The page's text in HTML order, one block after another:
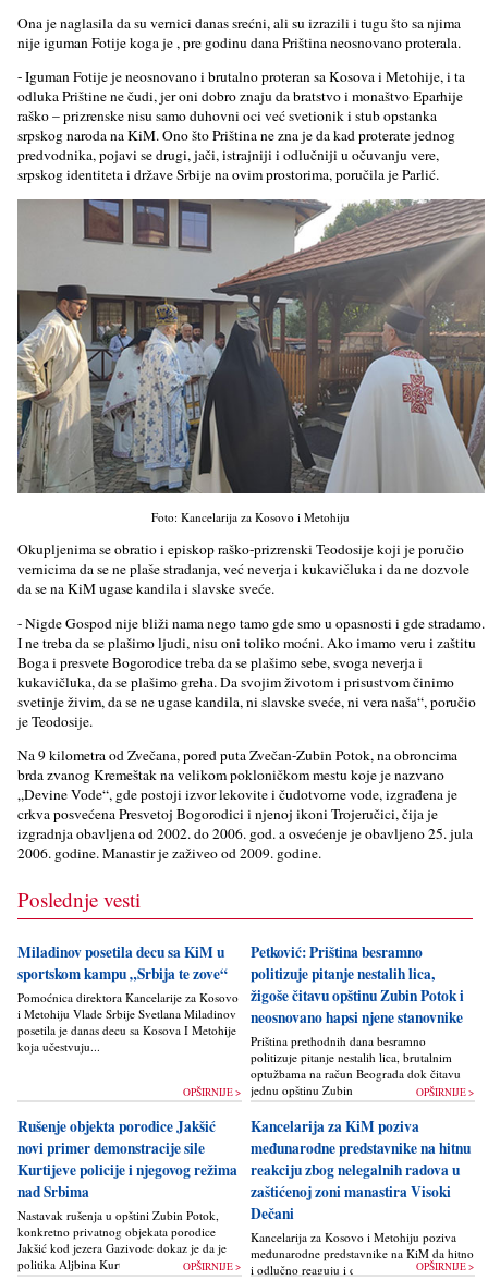
Ona je naglasila da su vernici danas srećni, ali su izrazili i tugu što sa njima
nije iguman Fotije koga je , pre godinu dana Priština neosnovano proterala.
- Iguman Fotije je neosnovano i brutalno proteran sa Kosova i Metohije, i ta
odluka Prištine ne čudi, jer oni dobro znaju da bratstvo i monaštvo Eparhije
raško – prizrenske nisu samo duhovni oci već svetionik i stub opstanka
srpskog naroda na KiM. Ono što Priština ne zna je da kad proterate jednog
predvodnika, pojavi se drugi, jači, istrajniji i odlučniji u očuvanju vere,
srpskog identiteta i države Srbije na ovim prostorima, poručila je Parlić.
Foto: Kancelarija za Kosovo i Metohiju
Okupljenima se obratio i episkop raško-prizrenski Teodosije koji je poručio
vernicima da se ne plaše stradanja, već neverja i kukavičluka i da ne dozvole
da se na KiM ugase kandila i slavske sveće.
- Nigde Gospod nije bliži nama nego tamo gde smo u opasnosti i gde stradamo.
I ne treba da se plašimo ljudi, nisu oni toliko moćni. Ako imamo veru i zaštitu
Boga i presvete Bogorodice treba da se plašimo sebe, svoga neverja i
kukavičluka, da se plašimo greha. Da svojim životom i prisustvom činimo
svetinje živim, da se ne ugase kandila, ni slavske sveće, ni vera naša“, poručio
je Teodosije.
Na 9 kilometra od Zvečana, pored puta Zvečan-Zubin Potok, na obroncima
brda zvanog Kremeštak na velikom pokloničkom mestu koje je nazvano
„Devine Vode“, gde postoji izvor lekovite i čudotvorne vode, izgrađena je
crkva posvećena Presvetoj Bogorodici i njenoj ikoni Trojeručici, čija je
izgradnja obavljena od 2002. do 2006. god. a osvećenje je obavljeno 25. jula
2006. godine. Manastir je zaživeo od 2009. godine.
Poslednje vesti
Miladinov posetila decu sa KiM u
sportskom kampu „Srbija te zove“
Pomoćnica direktora Kancelarije za Kosovo
i Metohiju Vlade Srbije Svetlana Miladinov
posetila je danas decu sa Kosova I Metohije
koja učestvuju...
OPŠIRNIJE >
Petković: Priština besramno
politizuje pitanje nestalih lica,
žigoše čitavu opštinu Zubin Potok i
neosnovano hapsi njene stanovnike
Priština prethodnih dana besramno
politizuje pitanje nestalih lica, brutalnim
optužbama na račun Beograda dok čitavu
jednu opštinu Zubin Potok žigoše...OPŠIRNIJE >
Rušenje objekta porodice Jakšić
novi primer demonstracije sile
Kurtijeve policije i njegovog režima
nad Srbima
Nastavak rušenja u opštini Zubin Potok,
konkretno privatnog objekata porodice
Jakšić kod jezera Gazivode dokaz je da je
politika Alјbina Kurtija...
OPŠIRNIJE >
Kancelarija za KiM poziva
međunarodne predstavnike na hitnu
reakciju zbog nelegalnih radova u
zaštićenoj zoni manastira Visoki
Dečani
Kancelarija za Kosovo i Metohiju poziva
međunarodne predstavnike na KiM da hitno
i odlučno reaguju i da bez odlaganjaOPŠIRNIJE >